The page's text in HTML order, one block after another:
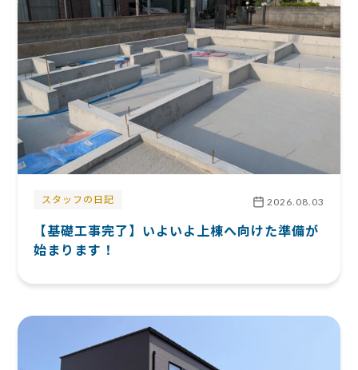
スタッフの日記 2026.08.03
【基礎工事完了】いよいよ上棟へ向けた準備が
始まります！